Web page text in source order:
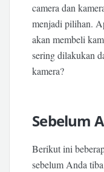
camera dan
menjadi pilihan.
akan membeli
sering dilakukan
kamera?
Sebelum
Berikut ini
sebelum Anda